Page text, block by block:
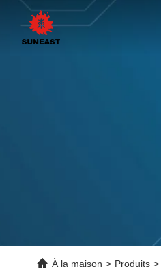
À la maison > Produits >